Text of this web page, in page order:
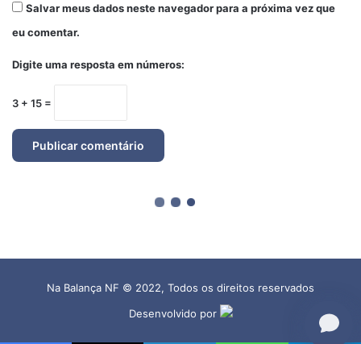
Na Balança NF © 2022, Todos os direitos reservados
Desenvolvido por